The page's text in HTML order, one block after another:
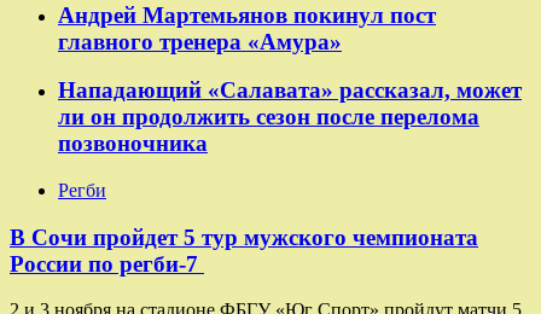
Андрей Мартемьянов покинул пост
главного тренера «Амура»
Нападающий «Салавата» рассказал, может
ли он продолжить сезон после перелома
позвоночника
Регби
В Сочи пройдет 5 тур мужского чемпионата
России по регби-7